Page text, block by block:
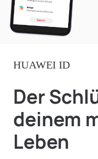
HUAWEI ID
Der
deinem
Leben